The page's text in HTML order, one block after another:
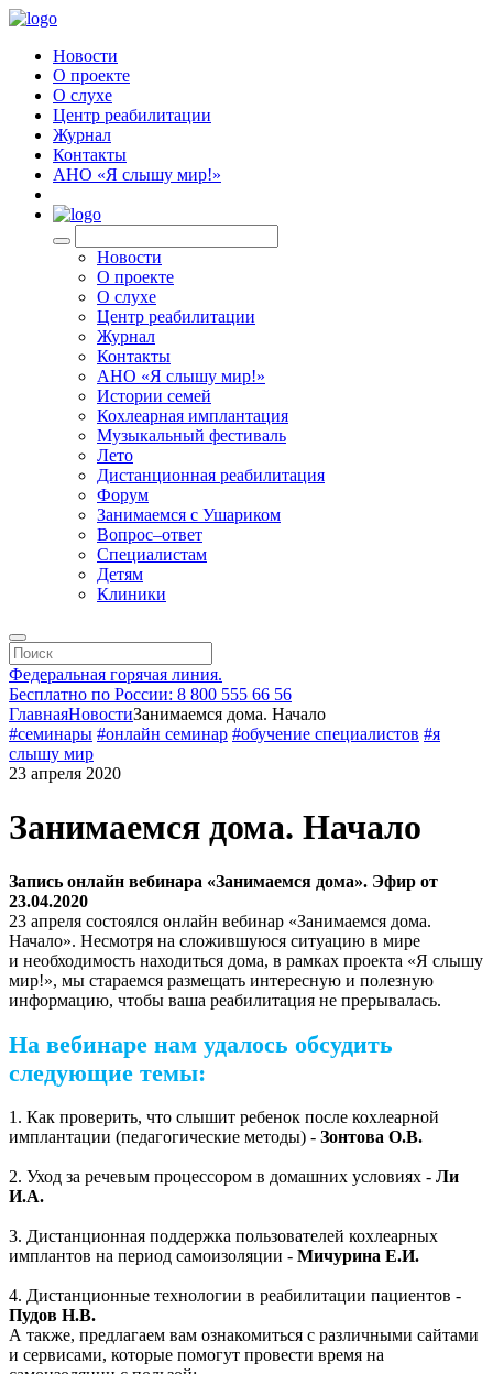
Новости
О проекте
О слухе
Центр реабилитации
Журнал
Контакты
АНО «Я слышу мир!»
Новости
О проекте
О слухе
Центр реабилитации
Журнал
Контакты
АНО «Я слышу мир!»
Истории семей
Кохлеарная имплантация
Музыкальный фестиваль
Лето
Дистанционная реабилитация
Форум
Занимаемся с Ушариком
Вопрос–ответ
Специалистам
Детям
Клиники
Федеральная горячая линия.
Бесплатно по России: 8 800 555 66 56
ГлавнаяНовостиЗанимаемся дома. Начало
#семинары #онлайн семинар #обучение специалистов #я
слышу мир
23 апреля 2020
Занимаемся дома. Начало
Запись онлайн вебинара «Занимаемся дома». Эфир от
23.04.2020
23 апреля состоялся онлайн вебинар «Занимаемся дома.
Начало». Несмотря на сложившуюся ситуацию в мире
и необходимость находиться дома, в рамках проекта «Я слышу
мир!», мы стараемся размещать интересную и полезную
информацию, чтобы ваша реабилитация не прерывалась.
На вебинаре нам удалось обсудить
следующие темы:
1. Как проверить, что слышит ребенок после кохлеарной
имплантации (педагогические методы) - Зонтова О.В.
2. Уход за речевым процессором в домашних условиях - Ли
И.А.
3. Дистанционная поддержка пользователей кохлеарных
имплантов на период самоизоляции - Мичурина Е.И.
4. Дистанционные технологии в реабилитации пациентов -
Пудов Н.В.
А также, предлагаем вам ознакомиться с различными сайтами
и сервисами, которые помогут провести время на